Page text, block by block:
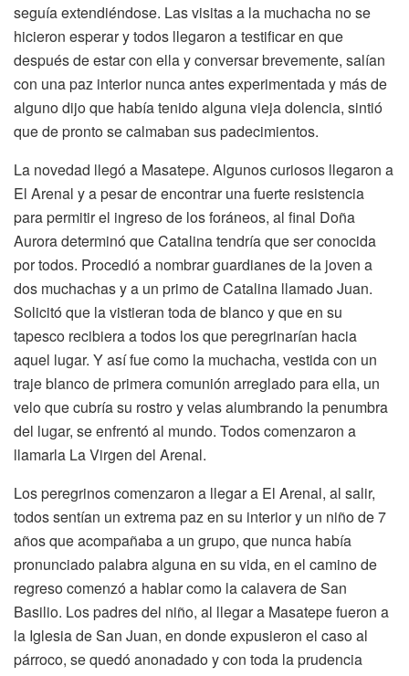
seguía extendiéndose. Las visitas a la muchacha no se
hicieron esperar y todos llegaron a testificar en que
después de estar con ella y conversar brevemente, salían
con una paz interior nunca antes experimentada y más de
alguno dijo que había tenido alguna vieja dolencia, sintió
que de pronto se calmaban sus padecimientos.
La novedad llegó a Masatepe. Algunos curiosos llegaron a
El Arenal y a pesar de encontrar una fuerte resistencia
para permitir el ingreso de los foráneos, al final Doña
Aurora determinó que Catalina tendría que ser conocida
por todos. Procedió a nombrar guardianes de la joven a
dos muchachas y a un primo de Catalina llamado Juan.
Solicitó que la vistieran toda de blanco y que en su
tapesco recibiera a todos los que peregrinarían hacia
aquel lugar. Y así fue como la muchacha, vestida con un
traje blanco de primera comunión arreglado para ella, un
velo que cubría su rostro y velas alumbrando la penumbra
del lugar, se enfrentó al mundo. Todos comenzaron a
llamarla La Virgen del Arenal.
Los peregrinos comenzaron a llegar a El Arenal, al salir,
todos sentían un extrema paz en su interior y un niño de 7
años que acompañaba a un grupo, que nunca había
pronunciado palabra alguna en su vida, en el camino de
regreso comenzó a hablar como la calavera de San
Basilio. Los padres del niño, al llegar a Masatepe fueron a
la Iglesia de San Juan, en donde expusieron el caso al
párroco, se quedó anonadado y con toda la prudencia